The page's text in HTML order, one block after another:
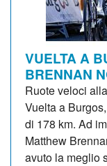
VUELTA A
BRENNAN
Ruote veloci
Vuelta a
di 178 km. Ad
Matthew
avuto la meglio